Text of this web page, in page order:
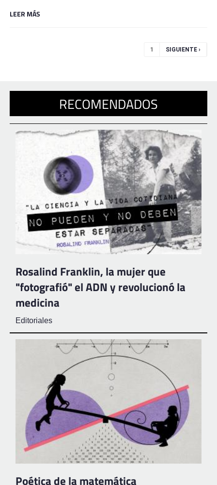
LEER MÁS
1 SIGUIENTE ›
RECOMENDADOS
Rosalind Franklin, la mujer que
"fotografió" el ADN y revolucionó la
medicina
Editoriales
Poética de la matemática